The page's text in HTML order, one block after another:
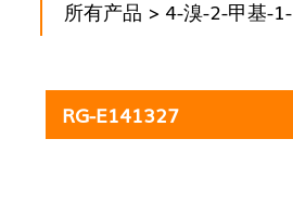
所有产品 > 4-溴-2-甲基-
RG-E141327